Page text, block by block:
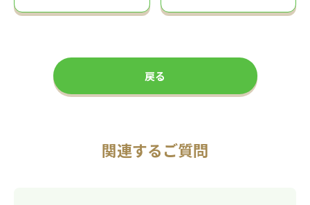
戻る
関連するご質問